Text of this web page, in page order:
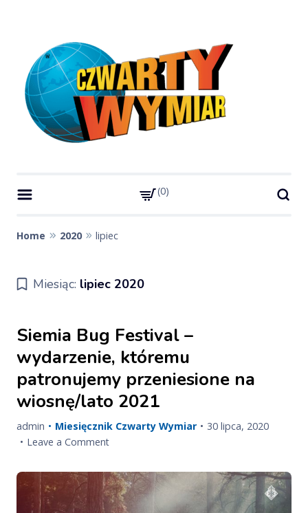
0
Home 2020 lipiec
Miesiąc: lipiec 2020
Siemia Bug Festival –
wydarzenie, któremu
patronujemy przeniesione na
wiosnę/lato 2021
admin Miesięcznik Czwarty Wymiar
Published
30 lipca, 2020Updated
Leave a Commenton
Bug
Festival
–